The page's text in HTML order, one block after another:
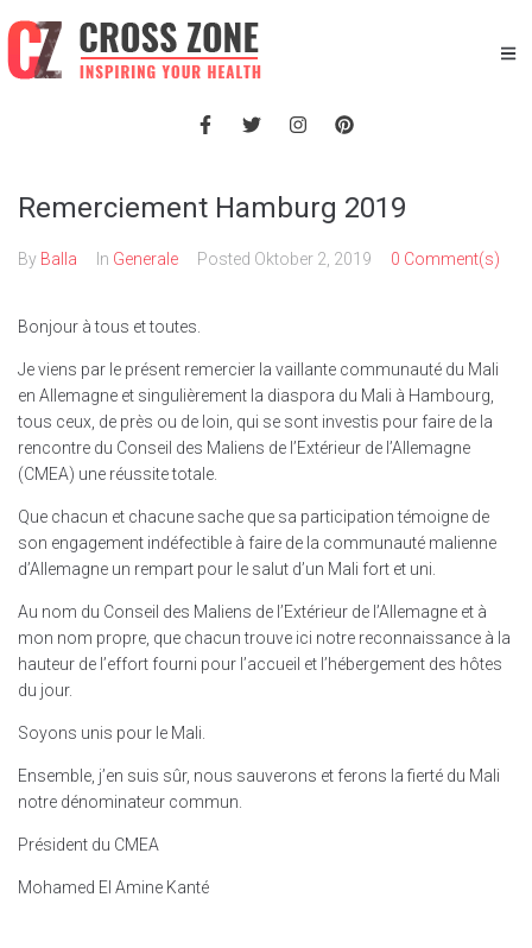
Remerciement Hamburg 2019
By Balla In Generale Posted Oktober 2, 2019 0 Comment(s)
Bonjour à tous et toutes.
Je viens par le présent remercier la vaillante communauté du Mali
en Allemagne et singulièrement la diaspora du Mali à Hambourg,
tous ceux, de près ou de loin, qui se sont investis pour faire de la
rencontre du Conseil des Maliens de l’Extérieur de l’Allemagne
(CMEA) une réussite totale.
Que chacun et chacune sache que sa participation témoigne de
son engagement indéfectible à faire de la communauté malienne
d’Allemagne un rempart pour le salut d’un Mali fort et uni.
Au nom du Conseil des Maliens de l’Extérieur de l’Allemagne et à
mon nom propre, que chacun trouve ici notre reconnaissance à la
hauteur de l’effort fourni pour l’accueil et l’hébergement des hôtes
du jour.
Soyons unis pour le Mali.
Ensemble, j’en suis sûr, nous sauverons et ferons la fierté du Mali
notre dénominateur commun.
Président du CMEA
Mohamed El Amine Kanté